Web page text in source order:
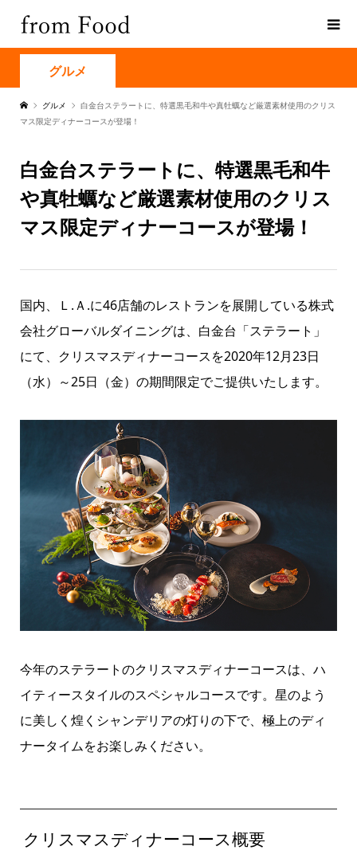
グルメ
グルメ
白金台ステラートに、特選黒毛和牛や真牡蠣など厳選素材使用のクリス
マス限定ディナーコースが登場！
白金台ステラートに、特選黒毛和牛
や真牡蠣など厳選素材使用のクリス
マス限定ディナーコースが登場！
国内、Ｌ.Ａ.に46店舗のレストランを展開している株式
会社グローバルダイニングは、白金台「ステラート」
にて、クリスマスディナーコースを2020年12月23日
（水）～25日（金）の期間限定でご提供いたします。
今年のステラートのクリスマスディナーコースは、ハ
イティースタイルのスペシャルコースです。星のよう
に美しく煌くシャンデリアの灯りの下で、極上のディ
ナータイムをお楽しみください。
クリスマスディナーコース概要